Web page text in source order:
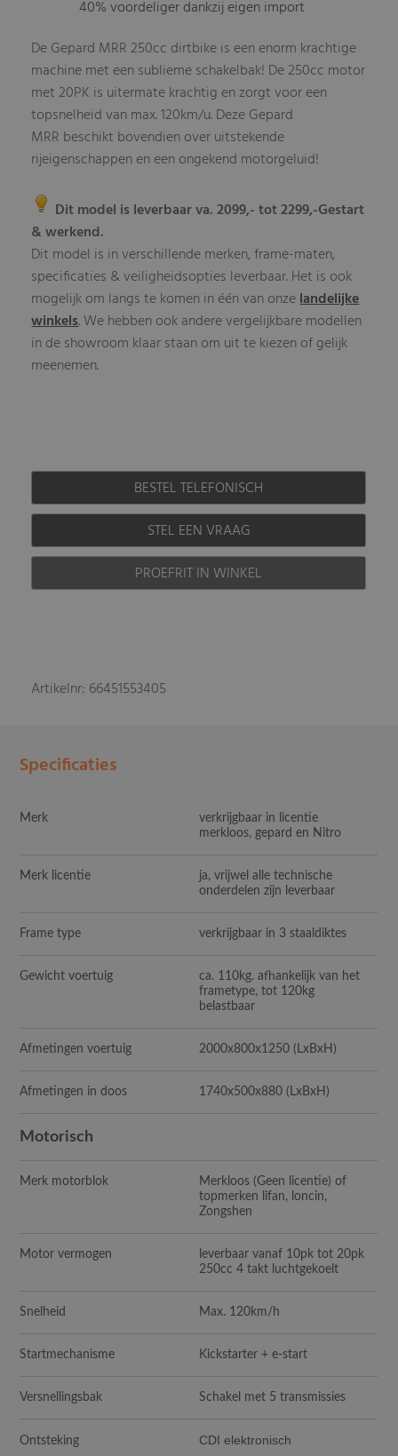
40% voordeliger dankzij eigen import
De Gepard MRR 250cc dirtbike is een enorm krachtige
machine met een sublieme schakelbak! De 250cc motor
met 20PK is uitermate krachtig en zorgt voor een
topsnelheid van max. 120km/u. Deze Gepard
MRR beschikt bovendien over uitstekende
rijeigenschappen en een ongekend motorgeluid!
Dit model is leverbaar va. 2099,- tot 2299,-Gestart
& werkend.
Dit model is in verschillende merken, frame-maten,
specificaties & veiligheidsopties leverbaar. Het is ook
mogelijk om langs te komen in één van onzelandelijke
winkels. We hebben ook andere vergelijkbare modellen
in de showroom klaar staan om uit te kiezen of gelijk
meenemen.
BESTEL TELEFONISCH
STEL EEN VRAAG
PROEFRIT IN WINKEL
Artikelnr: 66451553405
Specificaties
Merk
verkrijgbaar in licentie
merkloos, gepard en Nitro
Merk licentie
ja, vrijwel alle technische
onderdelen zijn leverbaar
Frame type verkrijgbaar in 3 staaldiktes
Gewicht voertuig
ca. 110kg. afhankelijk van het
frametype, tot 120kg
belastbaar
Afmetingen voertuig 2000x800x1250(LxBxH)
Afmetingen in doos 1740x500x880(LxBxH)
Motorisch
Merk motorblok
Merkloos (Geen licentie) of
topmerken lifan, loncin,
Zongshen
Motor vermogen
leverbaar vanaf 10pk tot 20pk
250cc 4 takt luchtgekoelt
Snelheid Max. 120km/h
Startmechanisme Kickstarter + e-start
Versnellingsbak Schakel met 5 transmissies
Ontsteking CDI elektronisch